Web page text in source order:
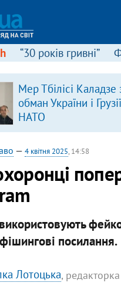
“30 років гривні”
Мер Тбілісі Каладзе
обман України і
НАТО
— 4 квітня 2025, 14:58
посилання.
Лотоцька,